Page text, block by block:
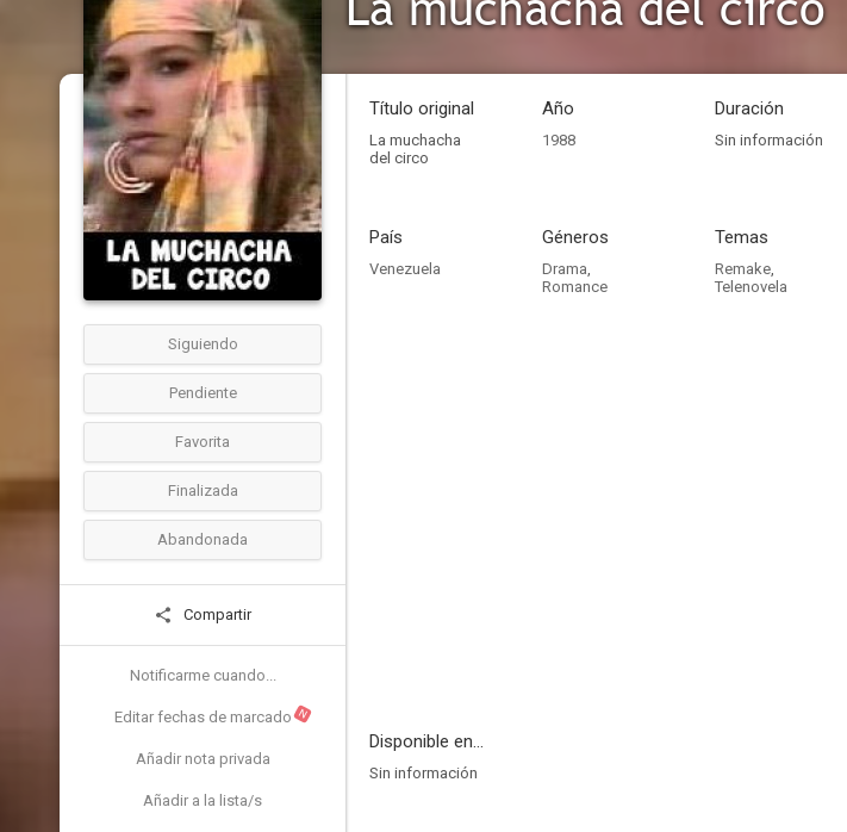
Siguiendo
Pendiente
Favorita
Finalizada
Abandonada
Compartir
Notificarme cuando...
Editar fechas de marcado N
Añadir nota privada
Añadir a la lista/s
Título original
La muchacha
del circo
Año
1988
Duración
Sin información
País
Venezuela
Géneros
Drama,
Romance
Temas
Remake,
Telenovela
Disponible en...
Sin información